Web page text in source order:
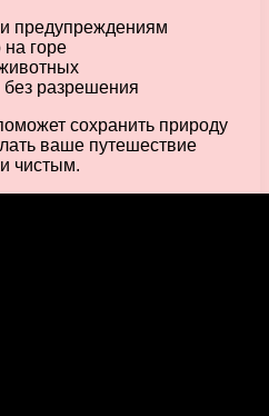
предупреждениям
на горе
без разрешения
сохранить природу
ваше путешествие
чистым.